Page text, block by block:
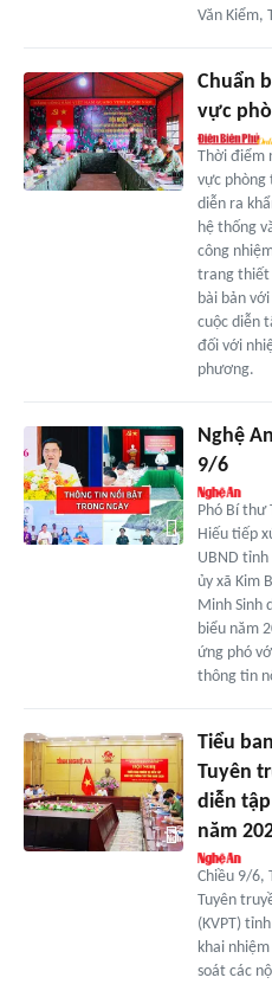
Văn Kiểm,
Chuẩn
vực
Thời điểm
vực phòng
diễn ra
hệ thống
công
trang thiết
bài bản
cuộc diễn
đối với
phương.
Nghệ
9/6
Phó Bí thư
Hiếu tiếp
UBND
ủy xã Kim
Minh Sinh
biểu năm
ứng phó
thông tin
Tiểu
Tuyên
diễn
năm
Chiều 9/6,
Tuyên
(KVPT)
khai
soát các